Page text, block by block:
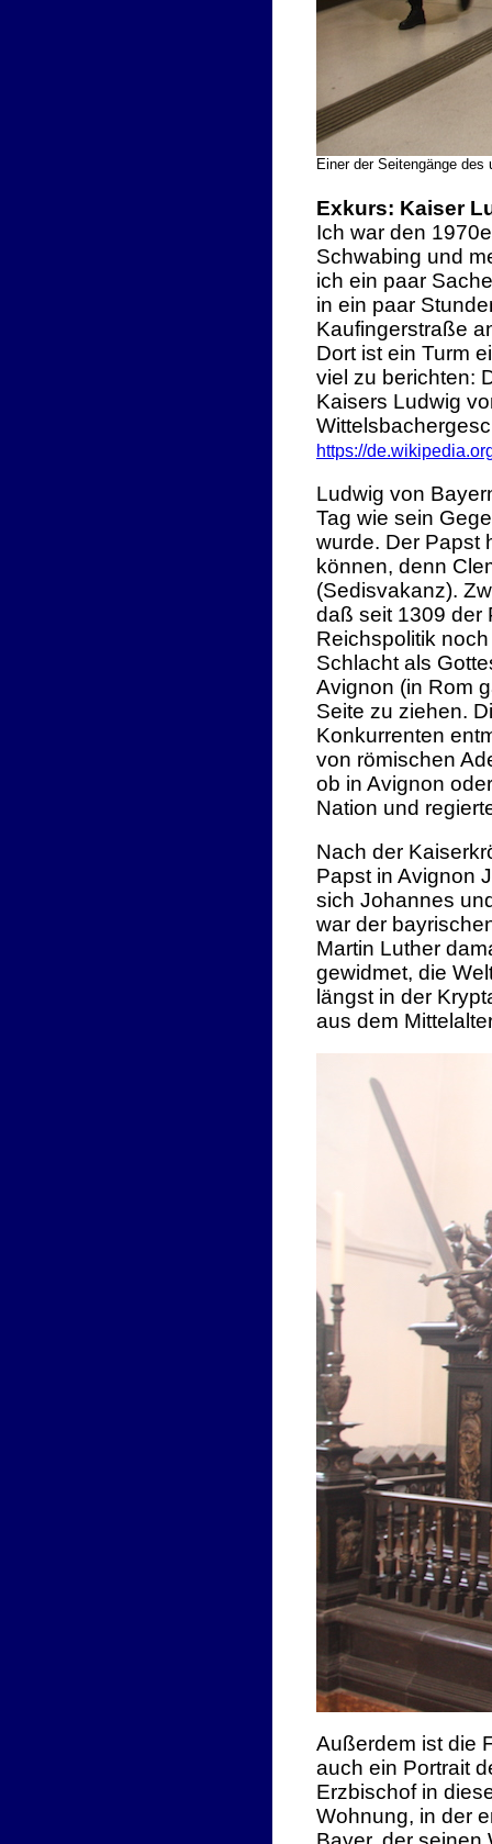
Einer der Seitengänge
Exkurs: Kaiser
Ich war den
Schwabing und
ich ein paar
in ein paar
Kaufingerstraße
Dort ist ein Turm
viel zu berichten:
Kaisers Ludwig
https://
Ludwig von
Tag wie sein
wurde. Der Papst
können, denn
(Sedisvakanz).
daß seit 1309 der
Reichspolitik
Schlacht als
Avignon (in Rom
Seite zu ziehen.
Konkurrenten
von römischen
ob in Avignon
Nation und
Nach der
Papst in Avignon
sich Johannes
war der
Martin Luther
gewidmet, die
längst in der
aus dem
Außerdem ist die
auch ein Portrait
Erzbischof in
Wohnung, in der